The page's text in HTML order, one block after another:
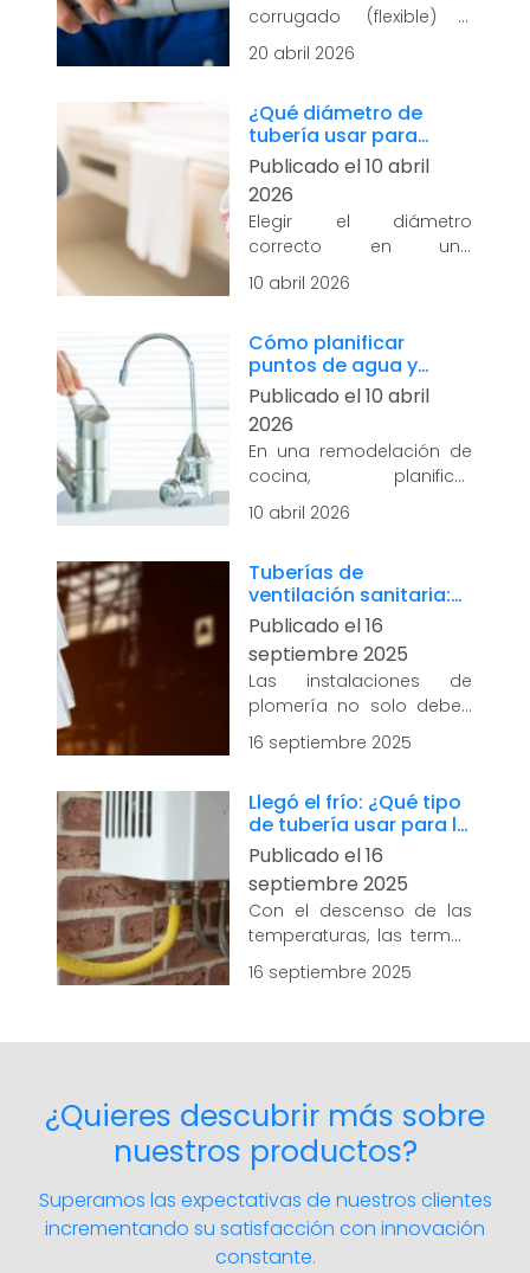
corrugado (flexible) y
tubo rígido (conduit PVC)
impacta directamente en
y facilidad de
mantenimiento de una
instalación eléctrica.
Cada sistema responde
mejor a ciertos... leer más
20 abril 2026
¿Qué diámetro de
tubería usar para
lavatorios, duchas e
inodoros?
Publicado el 10 abril
2026
Elegir el diámetro
correcto en una
instalación sanitaria es
clave para que el sistema
eficiente y segura.
Cuando el diámetro no
es el adecuado, pueden
aparecer obstrucciones,...
leer más
10 abril 2026
Cómo planificar
puntos de agua y
desagüe en una
remodelación de
cocina
Publicado el 10 abril
2026
En una remodelación de
cocina, planificar
correctamente los puntos
de agua y desagüe es
elegir los acabados o el
mobiliario. Una
distribución adecuada
mejora el funcionamiento
diario,...leer más
10 abril 2026
Tuberías de
ventilación sanitaria:
qué son y por qué no
deben faltar en tu
instalación
Publicado el 16
septiembre 2025
Las instalaciones de
plomería no solo deben
ser funcionales, sino
también seguras y
componentes menos
visibles pero esenciales
de un sistema sanitario
es la tubería de...
más
16 septiembre 2025
Llegó el frío: ¿Qué tipo
de tubería usar para la
instalación de la
terma?
Publicado el 16
septiembre 2025
Con el descenso de las
temperaturas, las termos
y calefones se convierten
en una necesidad en
16 septiembre 2025
¿Quieres descubrir más sobre
nuestros productos?
Superamos las expectativas de nuestros clientes
incrementando su satisfacción con innovación
constante.